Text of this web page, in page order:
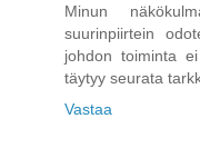
Minun
suurinpiirtein
johdon toiminta
täytyy seurata
Vastaa